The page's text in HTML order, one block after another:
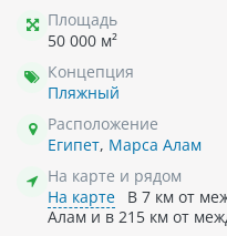
Площадь
50 000 м²
Концепция
Пляжный
Расположение
Египет, Марса Алам
На карте и рядом
На карте
В 7 км от
Алам и в 215 км от